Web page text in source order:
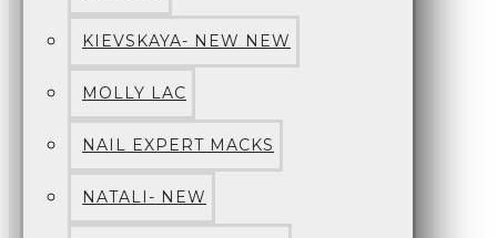
KIEVSKAYA- NEW NEW
MOLLY LAC
NAIL EXPERT MACKS
NATALI- NEW